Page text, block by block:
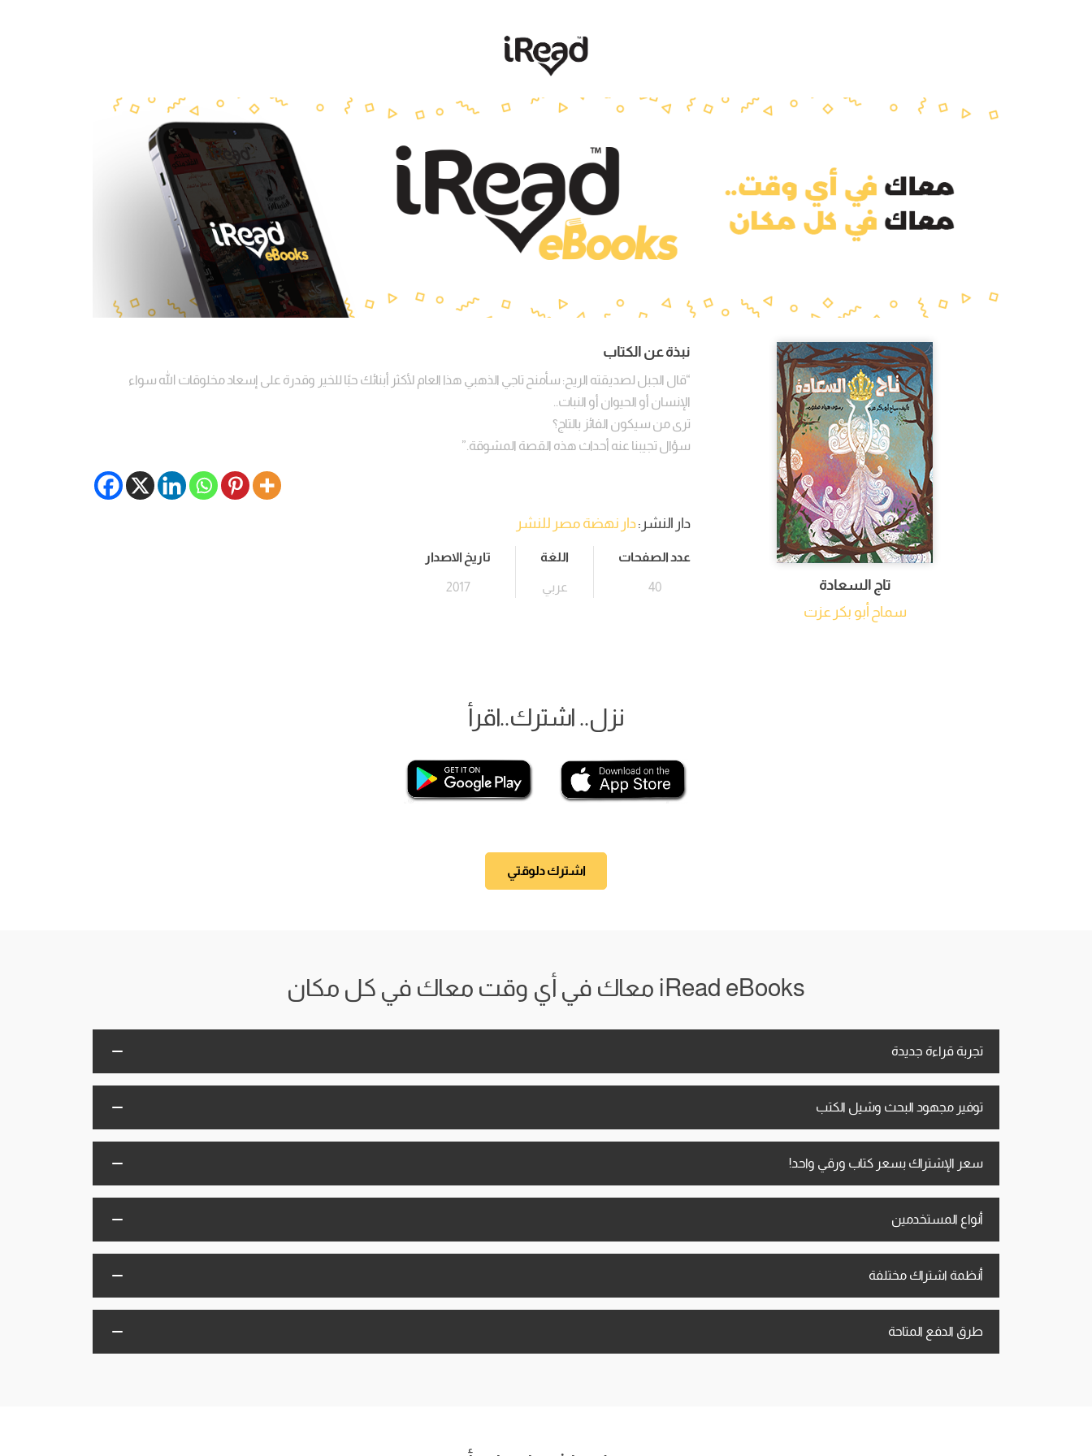
تاج السعادة
سماح أبو بكر عزت
نبذة عن الكتاب
“قال الجبل لصديقته الريح: سأمنح تاجي الذهبي هذا العام لأكثر أبنائك حبًا للخير وقدرة على إسعاد مخلوقات الله سواء
الإنسان أو الحيوان أو النبات..
ترى من سيكون الفائز بالتاج؟
سؤال تجيبنا عنه أحداث هذه القصة المشوقة.”
دار النشر:دار نهضة مصر للنشر
عدد الصفحات
40
اللغة
عربي
تاريخ الاصدار
2017
نزل.. اشترك..اقرأ
اشترك دلوقتي
iRead eBooks معاك في أي وقت معاك في كل مكان
تجربة قراءة جديدة
توفير مجهود البحث وشيل الكتب
سعر الإشتراك بسعر كتاب ورقي واحد!
أنواع المستخدمين
أنظمة اشتراك مختلفة
طرق الدفع المتاحة